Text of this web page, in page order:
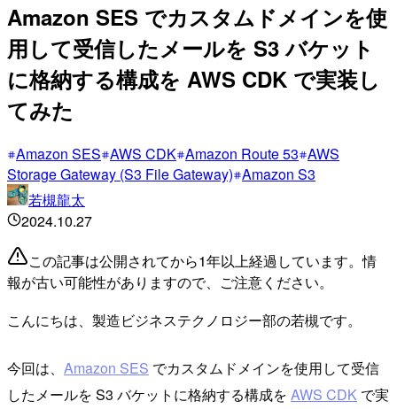
Amazon SES でカスタムドメインを使
用して受信したメールを S3 バケット
に格納する構成を AWS CDK で実装し
てみた
Amazon SES AWS CDK Amazon Route 53 AWS
Storage Gateway (S3 File Gateway) Amazon S3
若槻龍太
2024.10.27
この記事は公開されてから1年以上経過しています。情
報が古い可能性がありますので、ご注意ください。
こんにちは、製造ビジネステクノロジー部の若槻です。
今回は、 Amazon SES でカスタムドメインを使用して受信
したメールを S3 バケットに格納する構成を AWS CDK で実